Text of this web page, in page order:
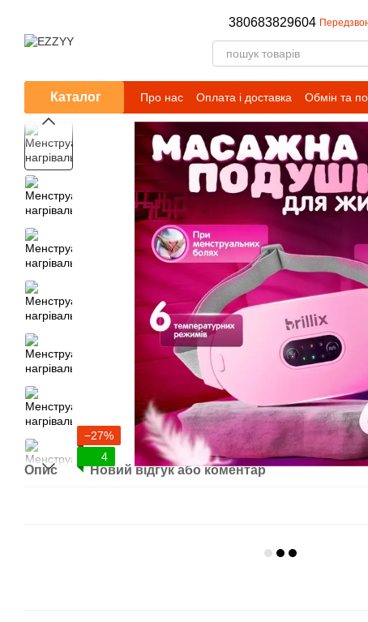
380683829604
Каталог Про нас Оплата і доставка Обмін та
Публічний договір (оферта)
Умови
−27%
4
Опис Новий відгук або коментар